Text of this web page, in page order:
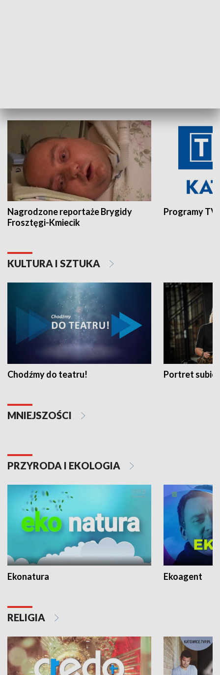
Nagrodzone reportaże Brygidy
Frosztęgi-Kmiecik
Programy
KULTURA I SZTUKA
Chodźmy do teatru! Portret
MNIEJSZOŚCI
PRZYRODA I EKOLOGIA
Ekonatura Ekoagent
RELIGIA